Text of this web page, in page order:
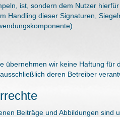
ist, sondern dem Nutzer
Handling dieser Signaturen,
übernehmen wir keine Haftung für
deren Betreiber
Beiträge und Abbildungen sind